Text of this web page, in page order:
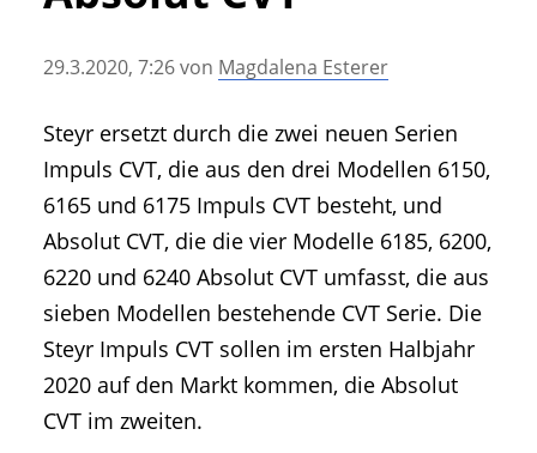
• Messen und Veranstaltungen
• Agritechnica Neuheiten Archiv
• Artikel nach Hersteller/Marke
29.3.2020, 7:26von Magdalena Esterer
Steyr ersetzt durch die zwei neuen Serien
Impuls CVT, die aus den drei Modellen 6150,
6165 und 6175 Impuls CVT besteht, und
Absolut CVT, die die vier Modelle 6185, 6200,
6220 und 6240 Absolut CVT umfasst, die aus
sieben Modellen bestehende CVT Serie. Die
Steyr Impuls CVT sollen im ersten Halbjahr
2020 auf den Markt kommen, die Absolut
CVT im zweiten.